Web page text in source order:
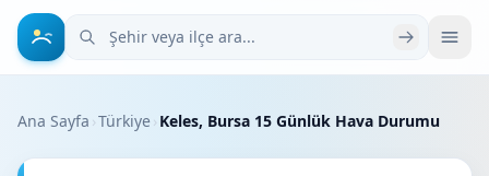
Şehir veya ilçe ara
Ana Sayfa ›Türkiye› Keles, Bursa 15 Günlük Hava Durumu